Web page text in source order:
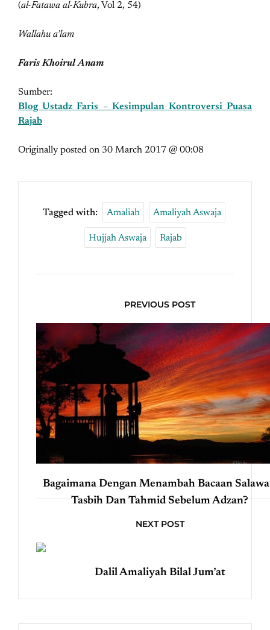
(al-Fatawa al-Kubra, Vol 2, 54)
Wallahu a’lam
Faris Khoirul Anam
Sumber:
Blog Ustadz Faris – Kesimpulan Kontroversi Puasa
Rajab
Originally posted on 30 March 2017 @ 00:08
Tagged with: Amaliah Amaliyah Aswaja
Hujjah Aswaja Rajab
PREVIOUS POST
Bagaimana Dengan Menambah Bacaan
Tasbih Dan Tahmid Sebelum Adzan?
NEXT POST
Dalil Amaliyah Bilal Jum’at